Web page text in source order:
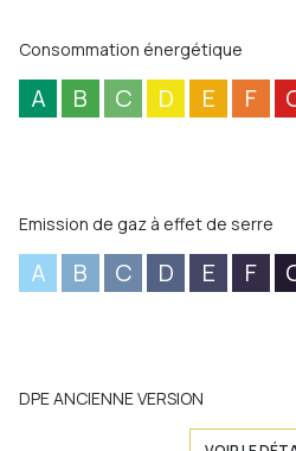
Consommation énergétique
A B C D E F
Emission de gaz à effet de serre
A B C D E F
DPE ANCIENNE VERSION